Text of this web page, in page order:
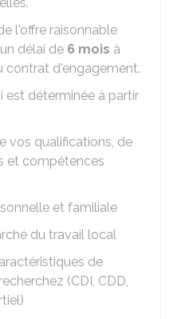
l'offre raisonnable
délai de 6 mois à
contrat d'engagement.
est déterminée à partir
vos qualifications, de
et compétences
et familiale
du travail local
de
(CDI, CDD,